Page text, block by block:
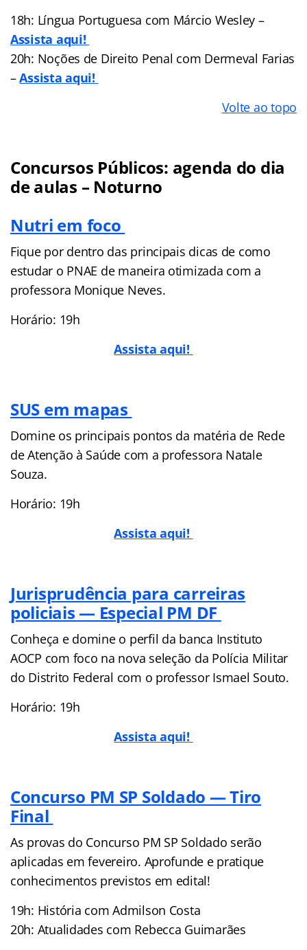
18h: Língua Portuguesa com Márcio Wesley –
Assista aqui!
20h: Noções de Direito Penal com Dermeval Farias
–Assista aqui!
Volte ao topo
Concursos Públicos: agenda do dia
de aulas – Noturno
Nutri em foco
Fique por dentro das principais dicas de como
estudar o PNAE de maneira otimizada com a
professora Monique Neves.
Horário: 19h
Assista aqui!
SUS em mapas
Domine os principais pontos da matéria de Rede
de Atenção à Saúde com a professora Natale
Souza.
Horário: 19h
Assista aqui!
Jurisprudência para carreiras
policiais — Especial PM DF
Conheça e domine o perfil da banca Instituto
AOCP com foco na nova seleção da Polícia Militar
do Distrito Federal com o professor Ismael Souto.
Horário: 19h
Assista aqui!
Concurso PM SP Soldado — Tiro
Final
As provas do Concurso PM SP Soldado serão
aplicadas em fevereiro. Aprofunde e pratique
conhecimentos previstos em edital!
19h: História com Admilson Costa
20h: Atualidades com Rebecca Guimarães